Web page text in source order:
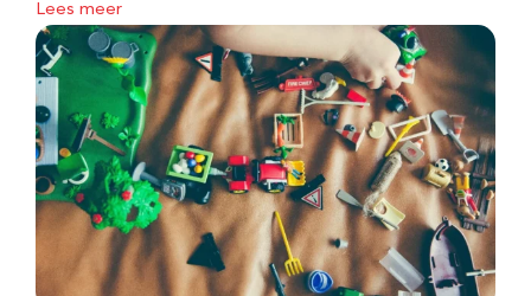
Lees meer